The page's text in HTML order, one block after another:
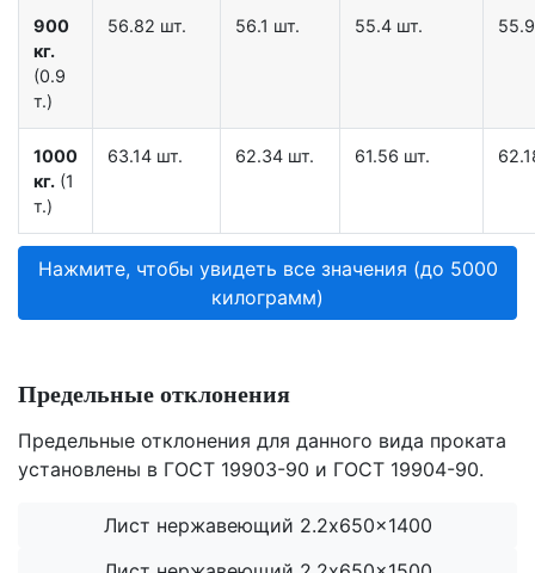
900
кг.
(0.9
т.)
56.82 шт. 56.1 шт. 55.4 шт.
1000
кг. (1
т.)
63.14 шт. 62.34 шт. 61.56 шт.
Нажмите, чтобы увидеть все значения (до 5000
килограмм)
Предельные отклонения
Предельные отклонения для данного вида проката
установлены в ГОСТ 19903-90 и ГОСТ 19904-90.
Лист нержавеющий 2.2x650x1400